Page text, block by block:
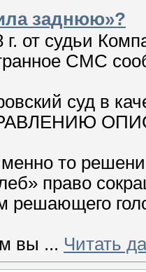
заднюю»?
от судьи
СМС
суд в
то
право
вы ... Читать